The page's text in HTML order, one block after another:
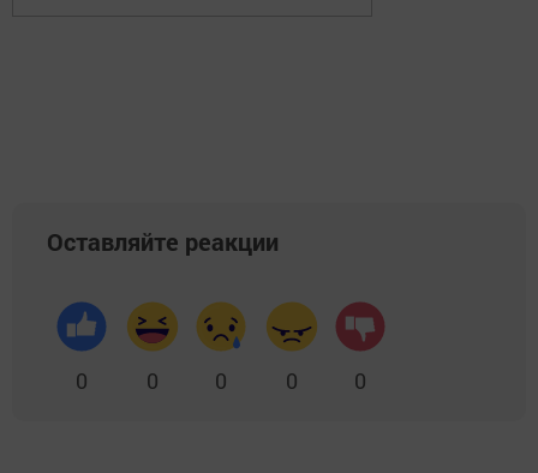
Оставляйте реакции
0 0 0 0 0